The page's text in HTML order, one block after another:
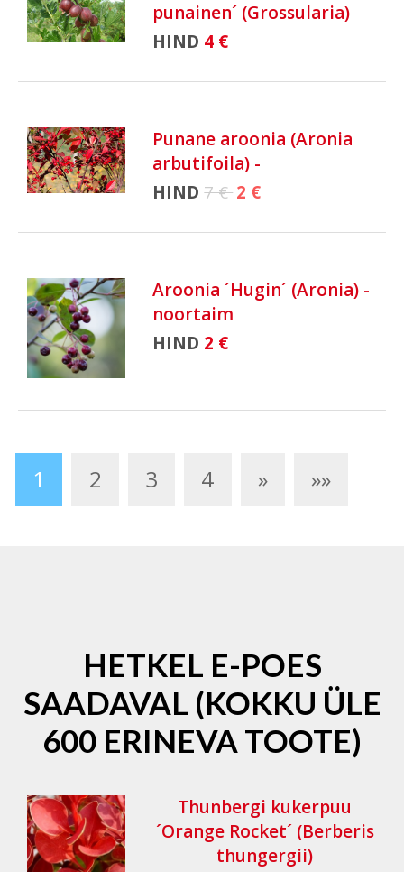
punainen´ (Grossularia)
HIND 4 €
Punane aroonia (Aronia
arbutifoila) -
HIND 7 €2 €
Aroonia ´Hugin´ (Aronia) -
noortaim
HIND 2 €
1 2 3 4 » »»
HETKEL E-POES
SAADAVAL (KOKKU ÜLE
600 ERINEVA TOOTE)
Thunbergi kukerpuu
´Orange Rocket´ (Berberis
thungergii)